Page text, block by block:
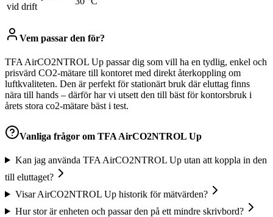
vid drift
Vem passar den för?
TFA AirCO2NTROL Up passar dig som vill ha en tydlig, enkel och
prisvärd CO2-mätare till kontoret med direkt återkoppling om
luftkvaliteten. Den är perfekt för stationärt bruk där eluttag finns
nära till hands – därför har vi utsett den till bäst för kontorsbruk i
årets stora co2-mätare bäst i test.
Vanliga frågor om TFA AirCO2NTROL Up
Kan jag använda TFA AirCO2NTROL Up utan att koppla in den
till eluttaget?
Visar AirCO2NTROL Up historik för mätvärden?
Hur stor är enheten och passar den på ett mindre skrivbord?